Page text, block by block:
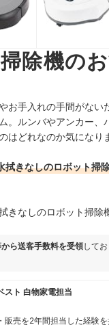
除機の
手入れの手間がない
。ルンバやアンカー、
はどれなのか気になり
きなしのロボット掃
きなしのロボット掃除
ら送客手数料を受領してお
スト 白物家電担当
販売を2年間担当した経験